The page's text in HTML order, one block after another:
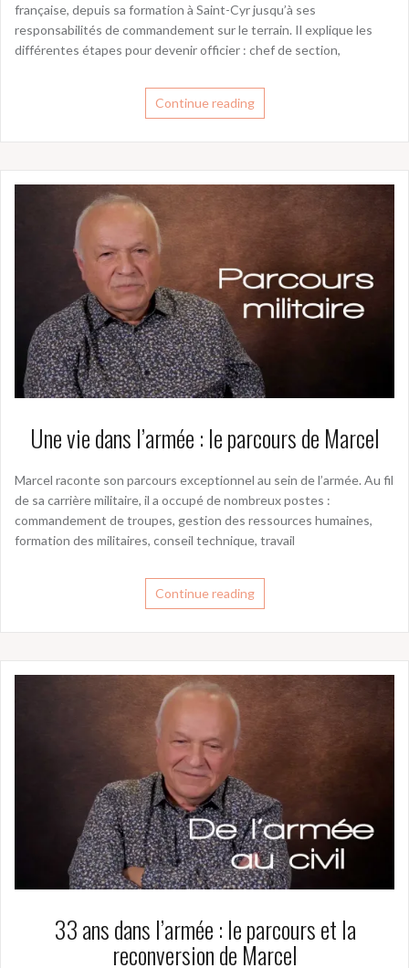
française, depuis sa formation à Saint-Cyr jusqu’à ses
responsabilités de commandement sur le terrain. Il explique les
différentes étapes pour devenir officier : chef de section,
Continue reading
Une vie dans l’armée : le parcours de Marcel
Marcel raconte son parcours exceptionnel au sein de l’armée. Au fil
de sa carrière militaire, il a occupé de nombreux postes :
commandement de troupes, gestion des ressources humaines,
formation des militaires, conseil technique, travail
Continue reading
33 ans dans l’armée : le parcours et la
reconversion de Marcel